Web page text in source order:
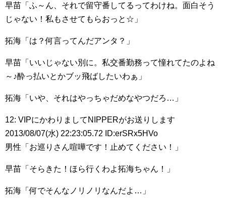
早苗「ふ～ん、それで留守番してるってわけね。面白そう
じゃない！私もさせてもらおっと☆」
拓海「は？何言ってんだアンタ？」
早苗「いいじゃない別に。私交番勤務って憧れてたのよね
～♪酔っ払いとかブッ飛ばしたいわぁ」
拓海「いや、それはやっちゃだめなやつだろ…」
12: VIPにかわりましてNIPPERがお送りします
2013/08/07(水) 22:23:05.72 ID:erSRx5HVo
男性「お巡りさん喧嘩です！止めてください！」
早苗「そらきた！ほら行くわよ拓海ちゃん！」
拓海「何でそんなノリノリなんだよ…」